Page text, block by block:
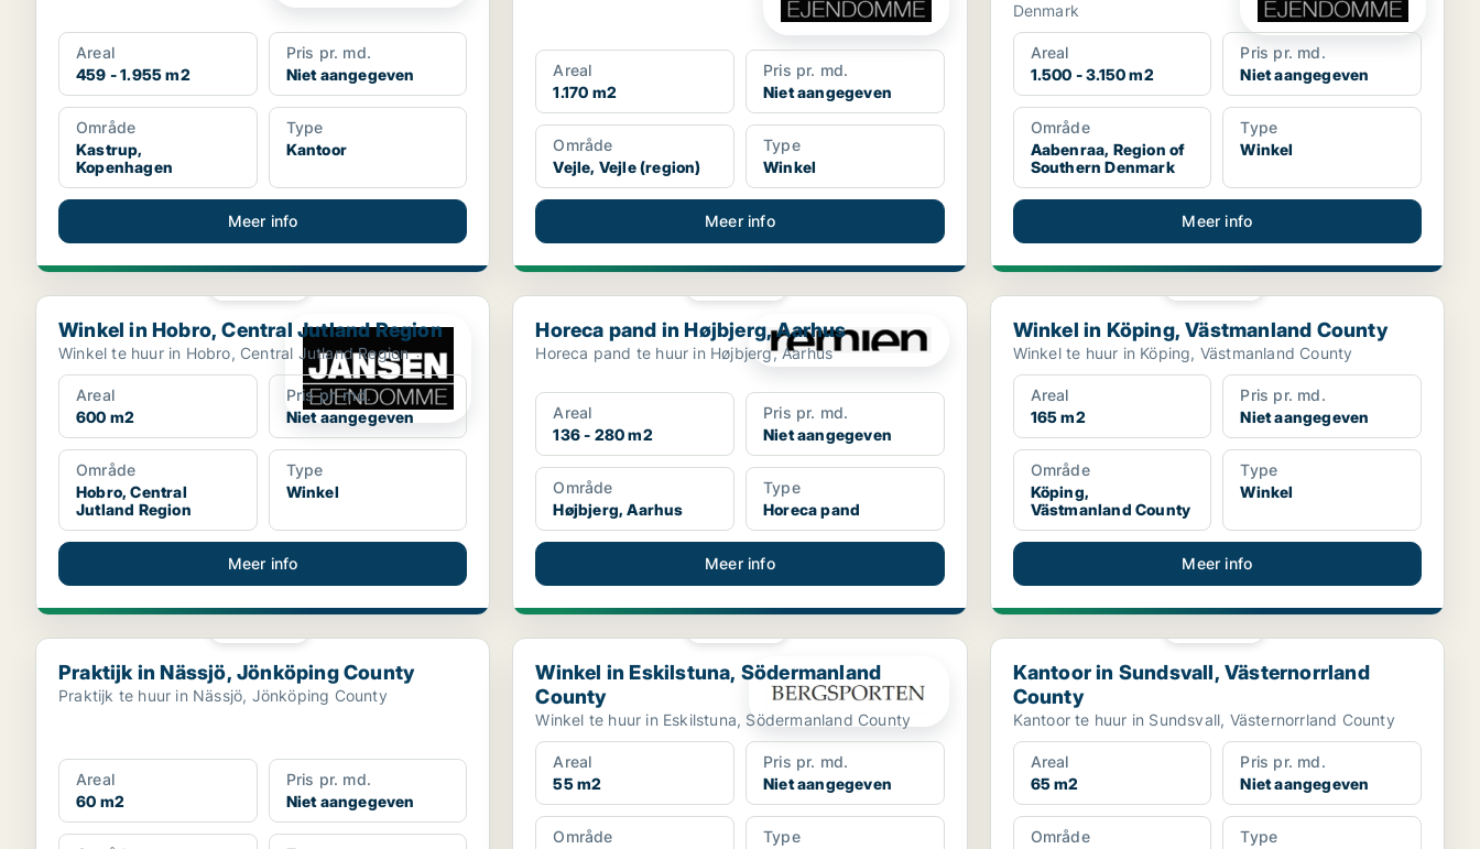
Areal
459 - 1.955 m2
Pris pr. md.
Niet aangegeven
Område
Kastrup,
Kopenhagen
Type
Kantoor
Meer info
Areal
1.170 m2
Pris pr. md.
Niet aangegeven
Område
Vejle, Vejle (region)
Type
Winkel
Meer info
Denmark
Areal
1.500 - 3.150 m2
Pris pr. md.
Niet aangegeven
Område
Aabenraa, Region of
Southern Denmark
Type
Winkel
Meer info
Winkel in Hobro, Central Jutland Region
Winkel in Hobro, Central Jutland Region
Winkel te huur in Hobro, Central Jutland Region
Areal
600 m2
Pris pr. md.
Niet aangegeven
Område
Hobro, Central
Jutland Region
Type
Winkel
Meer info
Horeca pand in Højbjerg, Aarhus
Horeca pand in Højbjerg, Aarhus
Horeca pand te huur in Højbjerg, Aarhus
Areal
136 - 280 m2
Pris pr. md.
Niet aangegeven
Område
Højbjerg, Aarhus
Type
Horeca pand
Meer info
Winkel in Köping, Västmanland County
Winkel in Köping, Västmanland County
Winkel te huur in Köping, Västmanland County
Areal
165 m2
Pris pr. md.
Niet aangegeven
Område
Köping,
Västmanland County
Type
Winkel
Meer info
Praktijk in Nässjö, Jönköping County
Praktijk in Nässjö, Jönköping County
Praktijk te huur in Nässjö, Jönköping County
Areal
60 m2
Pris pr. md.
Niet aangegeven
Winkel in Eskilstuna, Södermanland County
Winkel in Eskilstuna, Södermanland
County
Winkel te huur in Eskilstuna, Södermanland County
Areal
55 m2
Pris pr. md.
Niet aangegeven
Område
Type
Kantoor in Sundsvall, Västernorrland County
Kantoor in Sundsvall, Västernorrland
County
Kantoor te huur in Sundsvall, Västernorrland County
Areal
65 m2
Pris pr. md.
Niet aangegeven
Område
Type